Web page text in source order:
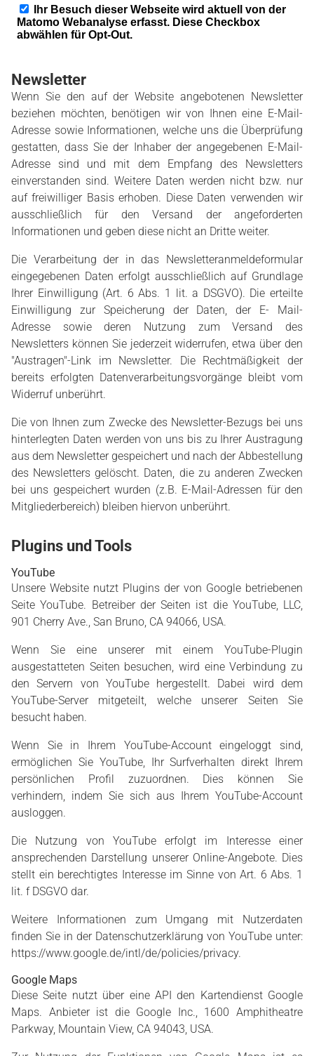
Newsletter
Wenn Sie den auf der Website angebotenen Newsletter
beziehen möchten, benötigen wir von Ihnen eine E-Mail-
Adresse sowie Informationen, welche uns die Überprüfung
gestatten, dass Sie der Inhaber der angegebenen E-Mail-
Adresse sind und mit dem Empfang des Newsletters
einverstanden sind. Weitere Daten werden nicht bzw. nur
auf freiwilliger Basis erhoben. Diese Daten verwenden wir
ausschließlich für den Versand der angeforderten
Informationen und geben diese nicht an Dritte weiter.
Die Verarbeitung der in das Newsletteranmeldeformular
eingegebenen Daten erfolgt ausschließlich auf Grundlage
Ihrer Einwilligung (Art. 6 Abs. 1 lit. a DSGVO). Die erteilte
Einwilligung zur Speicherung der Daten, der E- Mail-
Adresse sowie deren Nutzung zum Versand des
Newsletters können Sie jederzeit widerrufen, etwa über den
"Austragen"-Link im Newsletter. Die Rechtmäßigkeit der
bereits erfolgten Datenverarbeitungsvorgänge bleibt vom
Widerruf unberührt.
Die von Ihnen zum Zwecke des Newsletter-Bezugs bei uns
hinterlegten Daten werden von uns bis zu Ihrer Austragung
aus dem Newsletter gespeichert und nach der Abbestellung
des Newsletters gelöscht. Daten, die zu anderen Zwecken
bei uns gespeichert wurden (z.B. E-Mail-Adressen für den
Mitgliederbereich) bleiben hiervon unberührt.
Plugins und Tools
YouTube
Unsere Website nutzt Plugins der von Google betriebenen
Seite YouTube. Betreiber der Seiten ist die YouTube, LLC,
901 Cherry Ave., San Bruno, CA 94066, USA.
Wenn Sie eine unserer mit einem YouTube-Plugin
ausgestatteten Seiten besuchen, wird eine Verbindung zu
den Servern von YouTube hergestellt. Dabei wird dem
YouTube-Server mitgeteilt, welche unserer Seiten Sie
besucht haben.
Wenn Sie in Ihrem YouTube-Account eingeloggt sind,
ermöglichen Sie YouTube, Ihr Surfverhalten direkt Ihrem
persönlichen Profil zuzuordnen. Dies können Sie
verhindern, indem Sie sich aus Ihrem YouTube-Account
ausloggen.
Die Nutzung von YouTube erfolgt im Interesse einer
ansprechenden Darstellung unserer Online-Angebote. Dies
stellt ein berechtigtes Interesse im Sinne von Art. 6 Abs. 1
lit. f DSGVO dar.
Weitere Informationen zum Umgang mit Nutzerdaten
finden Sie in der Datenschutzerklärung von YouTube unter:
https://www.google.de/intl/de/policies/privacy.
Google Maps
Diese Seite nutzt über eine API den Kartendienst Google
Maps. Anbieter ist die Google Inc., 1600 Amphitheatre
Parkway, Mountain View, CA 94043, USA.